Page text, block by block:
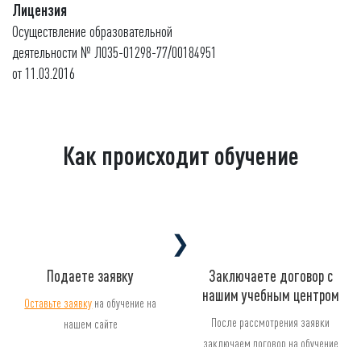
Лицензия
Осуществление образовательной
деятельности № Л035-01298-77/00184951
от 11.03.2016
Как происходит обучение
Подаете заявку
Оставьте заявку на обучение на
нашем сайте
❯
Заключаете договор с
нашим учебным центром
После рассмотрения заявки
заключаем договор на обучение